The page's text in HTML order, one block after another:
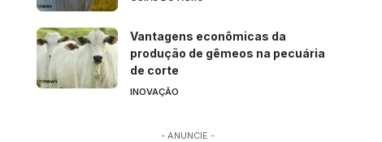
Vantagens econômicas da
produção de gêmeos na pecuária
de corte
INOVAÇÃO
- ANUNCIE -